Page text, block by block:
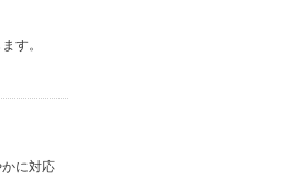
す。
に対応